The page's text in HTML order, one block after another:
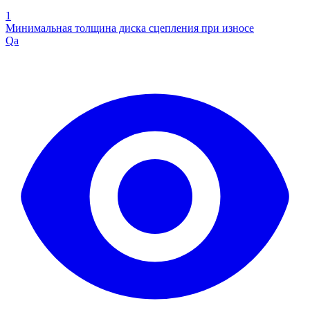
1
Минимальная толщина диска сцепления при износе
Qa